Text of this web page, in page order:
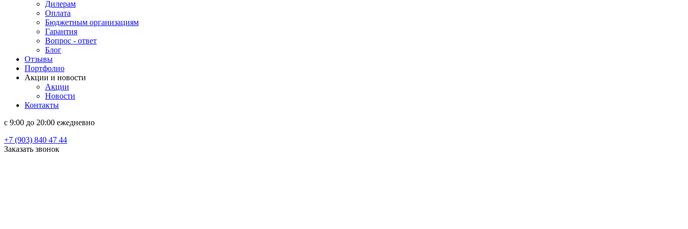
Дилерам
Оплата
Бюджетным организациям
Гарантия
Вопрос - ответ
Блог
Отзывы
Портфолио
Акции и новости
Акции
Новости
Контакты
c 9:00 до 20:00 ежедневно
+7 (903) 840 47 44
Заказать звонок